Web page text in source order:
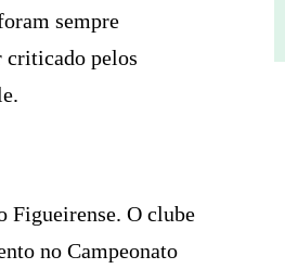
sempre
criticado pelos
Figueirense. O clube
no Campeonato